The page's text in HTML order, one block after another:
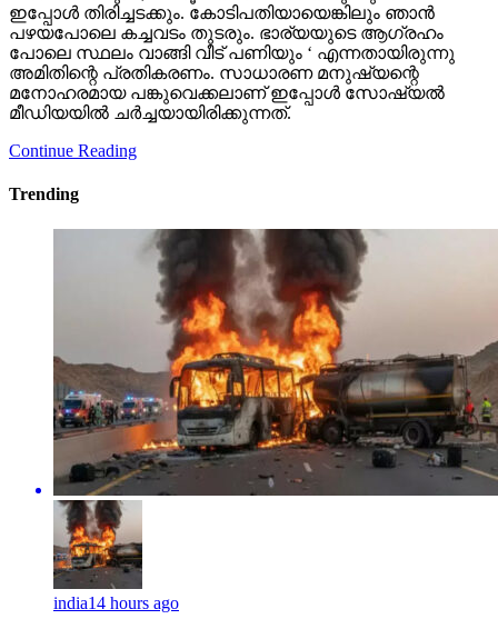
ഇപ്പോള്‍ തിരിച്ചടക്കും. കോടിപതിയായെങ്കിലും ഞാന്‍
പഴയപോലെ കച്ചവടം തുടരും. ഭാര്യയുടെ ആഗ്രഹം
പോലെ സ്ഥലം വാങ്ങി വീട് പണിയും ‘ എന്നതായിരുന്നു
അമിതിന്റെ പ്രതികരണം. സാധാരണ മനുഷ്യന്റെ
മനോഹരമായ പങ്കുവെക്കലാണ് ഇപ്പോള്‍ സോഷ്യല്‍
മീഡിയയില്‍ ചര്‍ച്ചയായിരിക്കുന്നത്.
Continue Reading
Trending
india14 hours ago